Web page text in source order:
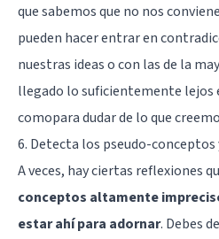
que sabemos que no nos
pueden hacer entrar en
nuestras ideas o con las de la
llegado lo suficientemente lejos
comopara dudar de lo que
6. Detecta los pseudo-
A veces, hay ciertas reflexiones
conceptos altamente
estar ahí para adornar. Debes